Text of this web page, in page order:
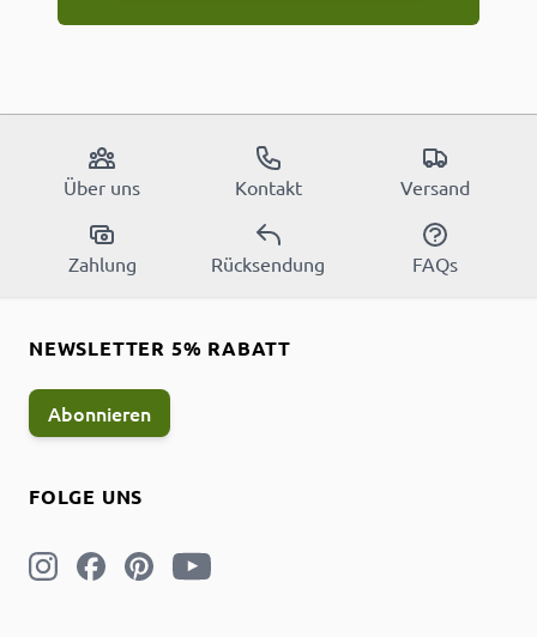
Über uns Kontakt Versand
Zahlung Rücksendung FAQs
FOLGE UNS
NEWSLETTER 5% RABATT
Abonnieren